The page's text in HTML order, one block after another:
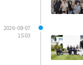
2026-08-07
15:03